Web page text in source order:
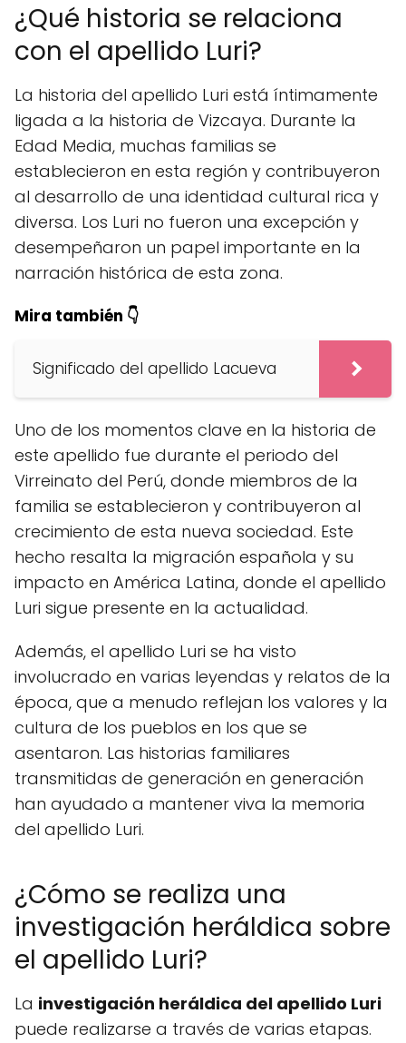
¿Qué historia se relaciona
con el apellido Luri?
La historia del apellido Luri está íntimamente
ligada a la historia de Vizcaya. Durante la
Edad Media, muchas familias se
establecieron en esta región y contribuyeron
al desarrollo de una identidad cultural rica y
diversa. Los Luri no fueron una excepción y
desempeñaron un papel importante en la
narración histórica de esta zona.
Mira también 👇
Significado del apellido Lacueva
Uno de los momentos clave en la historia de
este apellido fue durante el periodo del
Virreinato del Perú, donde miembros de la
familia se establecieron y contribuyeron al
crecimiento de esta nueva sociedad. Este
hecho resalta la migración española y su
impacto en América Latina, donde el apellido
Luri sigue presente en la actualidad.
Además, el apellido Luri se ha visto
involucrado en varias leyendas y relatos de la
época, que a menudo reflejan los valores y la
cultura de los pueblos en los que se
asentaron. Las historias familiares
transmitidas de generación en generación
han ayudado a mantener viva la memoria
del apellido Luri.
¿Cómo se realiza una
investigación heráldica sobre
el apellido Luri?
La investigación heráldica del apellido Luri
puede realizarse a través de varias etapas.